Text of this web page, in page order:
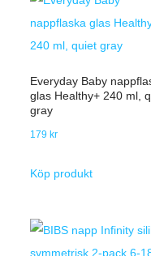
Everyday Baby
glas Healthy+ 240 ml,
gray
179 kr
Köp produkt